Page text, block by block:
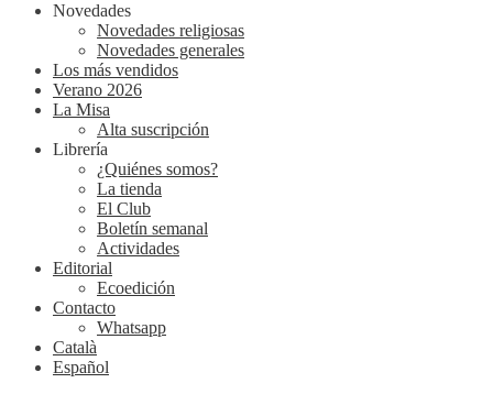
Novedades
Novedades religiosas
Novedades generales
Los más vendidos
Verano 2026
La Misa
Alta suscripción
Librería
¿Quiénes somos?
La tienda
El Club
Boletín semanal
Actividades
Editorial
Ecoedición
Contacto
Whatsapp
Català
Español